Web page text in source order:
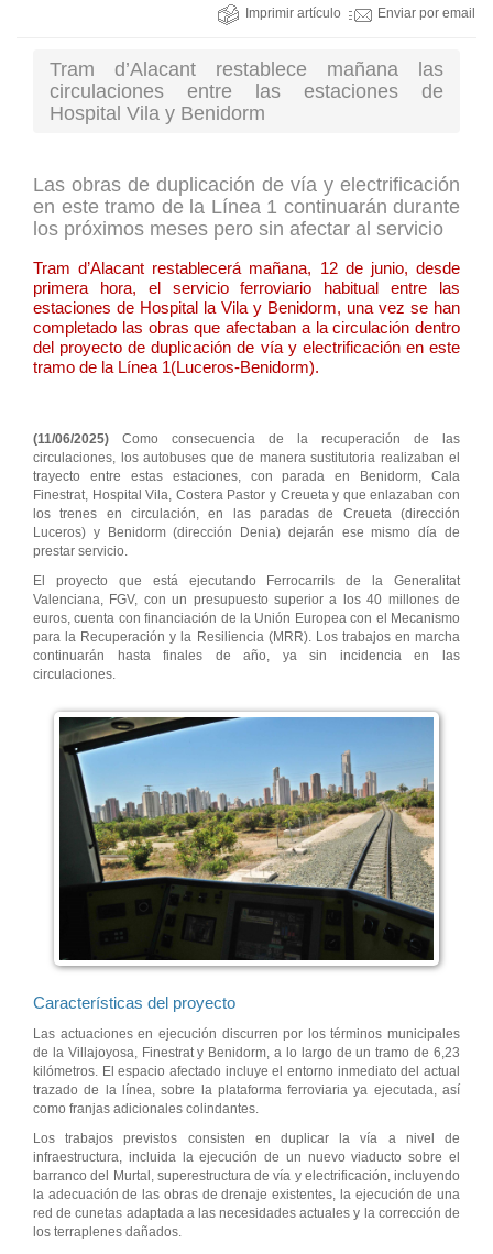
Imprimir artículo Enviar por email
Tram d’Alacant restablece mañana las
circulaciones entre las estaciones de
Hospital Vila y Benidorm
Las obras de duplicación de vía y electrificación
en este tramo de la Línea 1 continuarán durante
los próximos meses pero sin afectar al servicio
Tram d’Alacant restablecerá mañana, 12 de junio, desde
primera hora, el servicio ferroviario habitual entre las
estaciones de Hospital la Vila y Benidorm, una vez se han
completado las obras que afectaban a la circulación dentro
del proyecto de duplicación de vía y electrificación en este
tramo de la Línea 1(Luceros-Benidorm).
(11/06/2025) Como consecuencia de la recuperación de las
circulaciones, los autobuses que de manera sustitutoria realizaban el
trayecto entre estas estaciones, con parada en Benidorm, Cala
Finestrat, Hospital Vila, Costera Pastor y Creueta y que enlazaban con
los trenes en circulación, en las paradas de Creueta (dirección
Luceros) y Benidorm (dirección Denia) dejarán ese mismo día de
prestar servicio.
El proyecto que está ejecutando Ferrocarrils de la Generalitat
Valenciana, FGV, con un presupuesto superior a los 40 millones de
euros, cuenta con financiación de la Unión Europea con el Mecanismo
para la Recuperación y la Resiliencia (MRR). Los trabajos en marcha
continuarán hasta finales de año, ya sin incidencia en las
circulaciones.
Características del proyecto
Las actuaciones en ejecución discurren por los términos municipales
de la Villajoyosa, Finestrat y Benidorm, a lo largo de un tramo de 6,23
kilómetros. El espacio afectado incluye el entorno inmediato del actual
trazado de la línea, sobre la plataforma ferroviaria ya ejecutada, así
como franjas adicionales colindantes.
Los trabajos previstos consisten en duplicar la vía a nivel de
infraestructura, incluida la ejecución de un nuevo viaducto sobre el
barranco del Murtal, superestructura de vía y electrificación, incluyendo
la adecuación de las obras de drenaje existentes, la ejecución de una
red de cunetas adaptada a las necesidades actuales y la corrección de
los terraplenes dañados.